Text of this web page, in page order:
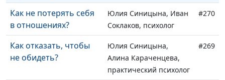
Как не потерять себя
в отношениях?
Юлия Синицына, Иван
Соклаков, психолог
#270
Как отказать, чтобы
не обидеть?
Юлия Синицына,
Алина Караченцева,
практический психолог
#269